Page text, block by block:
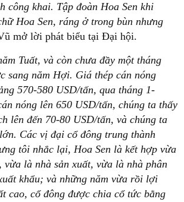
công khai. Tập đoàn Hoa Sen khi
Hoa Sen, ráng ở trong bùn nhưng
mở lời phát biểu tại Đại hội.
Tuất, và còn chưa đầy một tháng
sang năm Hợi. Giá thép cán nóng
570-580 USD/tấn, qua tháng 1-
nóng lên 650 USD/tấn, chúng ta thấy
lên đến 70-80 USD/tấn, và chúng ta
Các vị đại cổ đông trung thành
tôi nhắc lại, Hoa Sen là kết hợp vừa
vừa là nhà sản xuất, vừa là nhà phân
khẩu; và những năm vừa rồi lợi
cao, cổ đông được chia cổ tức bằng